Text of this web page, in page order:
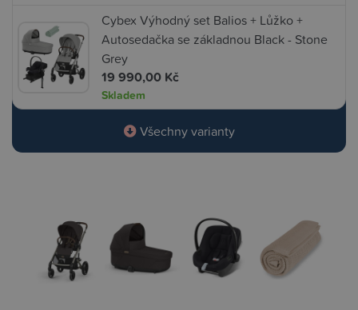
Cybex Výhodný set Balios + Lůžko +
Autosedačka se základnou Black - Stone
Grey
19 990,00 Kč
Skladem
Všechny varianty